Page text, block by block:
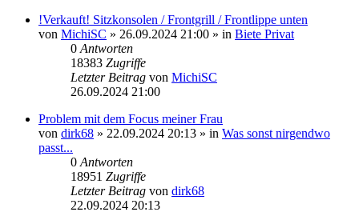
!Verkauft! Sitzkonsolen / Frontgrill / Frontlippe unten
von MichiSC » 26.09.2024 21:00 » in Biete Privat
0 Antworten
18383 Zugriffe
Letzter Beitrag von MichiSC
26.09.2024 21:00
Problem mit dem Focus meiner Frau
von dirk68 » 22.09.2024 20:13 » in Was sonst nirgendwo
passt...
0 Antworten
18951 Zugriffe
Letzter Beitrag von dirk68
22.09.2024 20:13